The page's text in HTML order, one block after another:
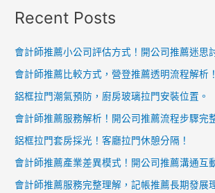
Recent Posts
會計師推薦小公司評估方式！開公司推薦迷思
會計師推薦比較方式，營登推薦透明流程解析！
鋁框拉門潮氣預防，廚房玻璃拉門安裝位置。
會計師推薦服務解析！開公司推薦流程步驟完
鋁框拉門套房採光！客廳拉門休憩分隔！
會計師推薦產業差異模式！開公司推薦溝通互
會計師推薦服務完整理解，記帳推薦長期發展